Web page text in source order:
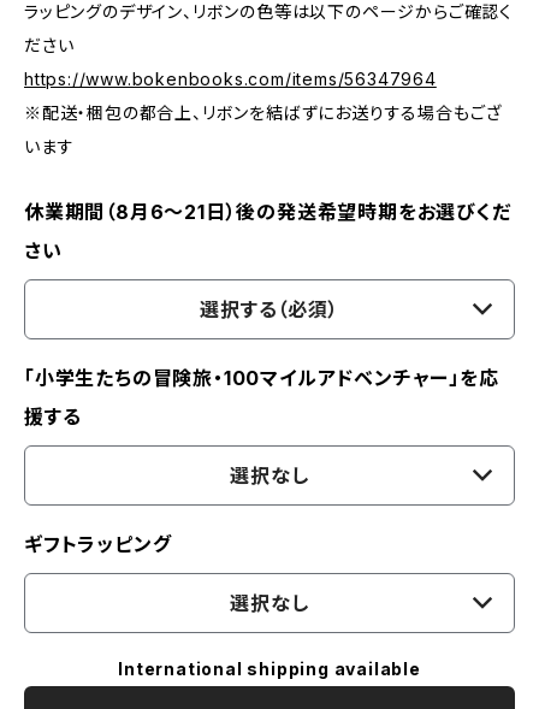
ラッピングのデザイン、リボンの色等は以下のページからご確認く
ださい
https://www.bokenbooks.com/items/56347964
※配送・梱包の都合上、リボンを結ばずにお送りする場合もござ
います
休業期間（8月6〜21日）後の発送希望時期をお選びくだ
さい
選択する（必須）
「小学生たちの冒険旅・100マイルアドベンチャー」を応
援する
選択なし
ギフトラッピング
選択なし
International shipping available